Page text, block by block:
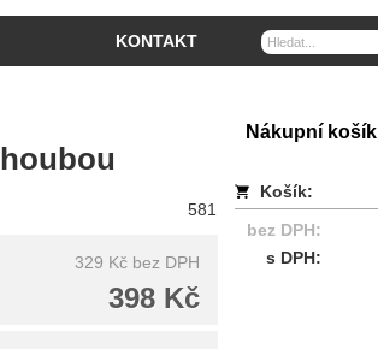
KONTAKT
Nákupní košík
Košík:
bez DPH:
s DPH:
581
329 Kč bez DPH
398 Kč